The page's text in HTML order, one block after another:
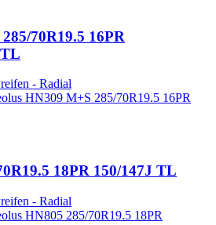
70R19.5 16PR
- Radial
18PR 150/147J TL
- Radial